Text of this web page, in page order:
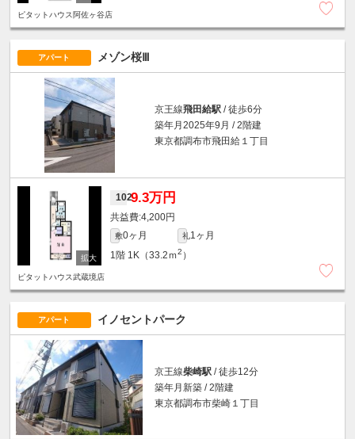
ピタットハウス阿佐ヶ谷店
アパート メゾン桜Ⅲ
京王線飛田給駅 / 徒歩6分
築年月2025年9月 / 2階建
東京都調布市飛田給１丁目
1029.3万円
4,200円
敷0ヶ月 礼1ヶ月
1階 1K（33.2ｍ2 ）
ピタットハウス武蔵境店
アパート イノセントパーク
京王線柴崎駅 / 徒歩12分
築年月新築 / 2階建
東京都調布市柴崎１丁目